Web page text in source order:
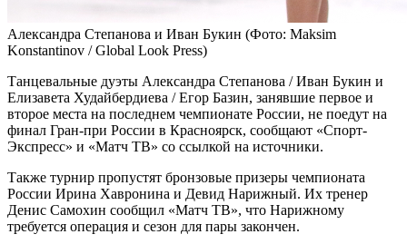
Александра Степанова и Иван Букин (Фото: Maksim
Konstantinov / Global Look Press)
Танцевальные дуэты Александра Степанова / Иван Букин и
Елизавета Худайбердиева / Егор Базин, занявшие первое и
второе места на последнем чемпионате России, не поедут на
финал Гран-при России в Красноярск, сообщают «Спорт-
Экспресс» и «Матч ТВ» со ссылкой на источники.
Также турнир пропустят бронзовые призеры чемпионата
России Ирина Хавронина и Девид Нарижный. Их тренер
Денис Самохин сообщил «Матч ТВ», что Нарижному
требуется операция и сезон для пары закончен.